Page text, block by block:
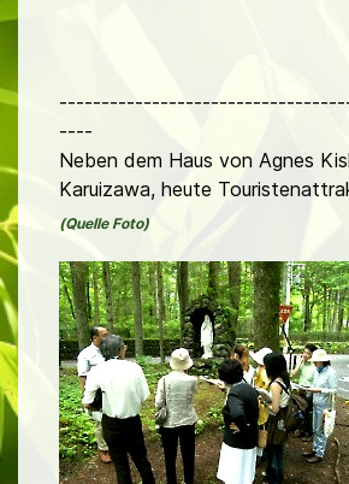
----
Neben dem Haus von Agnes
Karuizawa, heute
(Quelle Foto)